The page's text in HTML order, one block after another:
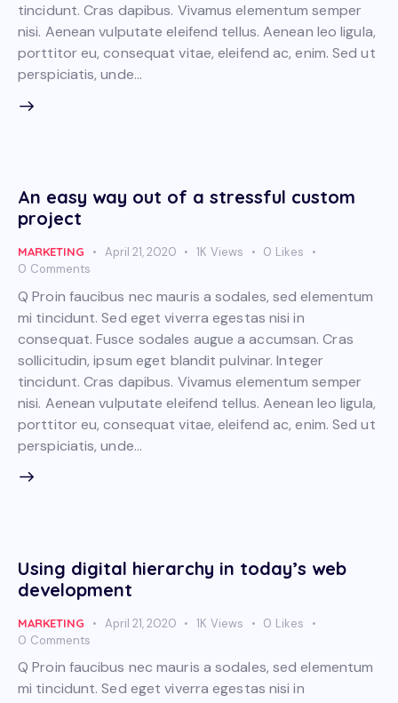
tincidunt. Cras dapibus. Vivamus elementum semper
nisi. Aenean vulputate eleifend tellus. Aenean leo ligula,
porttitor eu, consequat vitae, eleifend ac, enim. Sed ut
perspiciatis, unde…
An easy way out of a stressful custom
project
MARKETING April 21, 2020 1K Views 0 Likes
0 Comments
Q Proin faucibus nec mauris a sodales, sed elementum
mi tincidunt. Sed eget viverra egestas nisi in
consequat. Fusce sodales augue a accumsan. Cras
sollicitudin, ipsum eget blandit pulvinar. Integer
tincidunt. Cras dapibus. Vivamus elementum semper
nisi. Aenean vulputate eleifend tellus. Aenean leo ligula,
porttitor eu, consequat vitae, eleifend ac, enim. Sed ut
perspiciatis, unde…
Using digital hierarchy in today’s web
development
MARKETING April 21, 2020 1K Views 0 Likes
0 Comments
Q Proin faucibus nec mauris a sodales, sed elementum
mi tincidunt. Sed eget viverra egestas nisi in